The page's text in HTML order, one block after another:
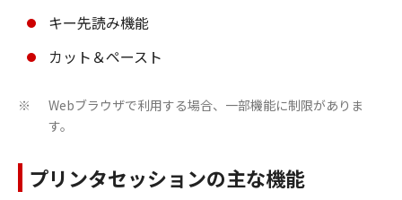
キー先読み機能
カット＆ペースト
※
Webブラウザで利用する場合、一部機能に制限がありま
す。
プリンタセッションの主な機能